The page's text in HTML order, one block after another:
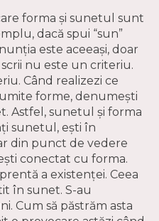
forma și sunetul sunt
dacă spui “sun”
este aceeași, doar
nu este un criteriu.
Când realizezi ce
forme, denumeşti
Astfel, sunetul şi forma
sunetul, eşti în
din punct de vedere
conectat cu forma.
a existenţei. Ceea
în sunet. S-au
Cum să păstrăm asta